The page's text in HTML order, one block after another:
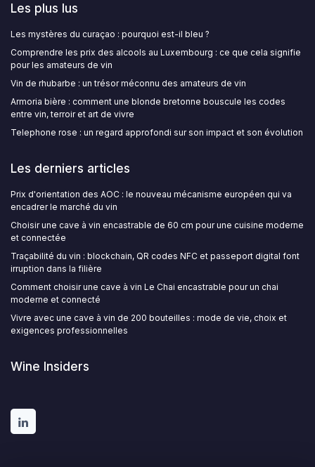
Les plus lus
Les mystères du curaçao : pourquoi est-il bleu ?
Comprendre les prix des alcools au Luxembourg : ce que cela signifie
pour les amateurs de vin
Vin de rhubarbe : un trésor méconnu des amateurs de vin
Armoria bière : comment une blonde bretonne bouscule les codes
entre vin, terroir et art de vivre
Telephone rose : un regard approfondi sur son impact et son évolution
Les derniers articles
Prix d'orientation des AOC : le nouveau mécanisme européen qui va
encadrer le marché du vin
Choisir une cave à vin encastrable de 60 cm pour une cuisine moderne
et connectée
Traçabilité du vin : blockchain, QR codes NFC et passeport digital font
irruption dans la filière
Comment choisir une cave à vin Le Chai encastrable pour un chai
moderne et connecté
Vivre avec une cave à vin de 200 bouteilles : mode de vie, choix et
exigences professionnelles
Wine Insiders